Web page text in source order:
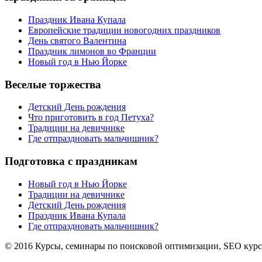
Праздник Ивана Купала
Европейские традиции новогодних праздников
День святого Валентина
Праздник лимонов во Франции
Новый год в Нью Йорке
Веселые торжества
Детский День рождения
Что приготовить в год Петуха?
Традиции на девичнике
Где отпраздновать мальчишник?
Подготовка с праздникам
Новый год в Нью Йорке
Традиции на девичнике
Детский День рождения
Праздник Ивана Купала
Где отпраздновать мальчишник?
© 2016 Курсы, семинары по поисковой оптимизации, SEO